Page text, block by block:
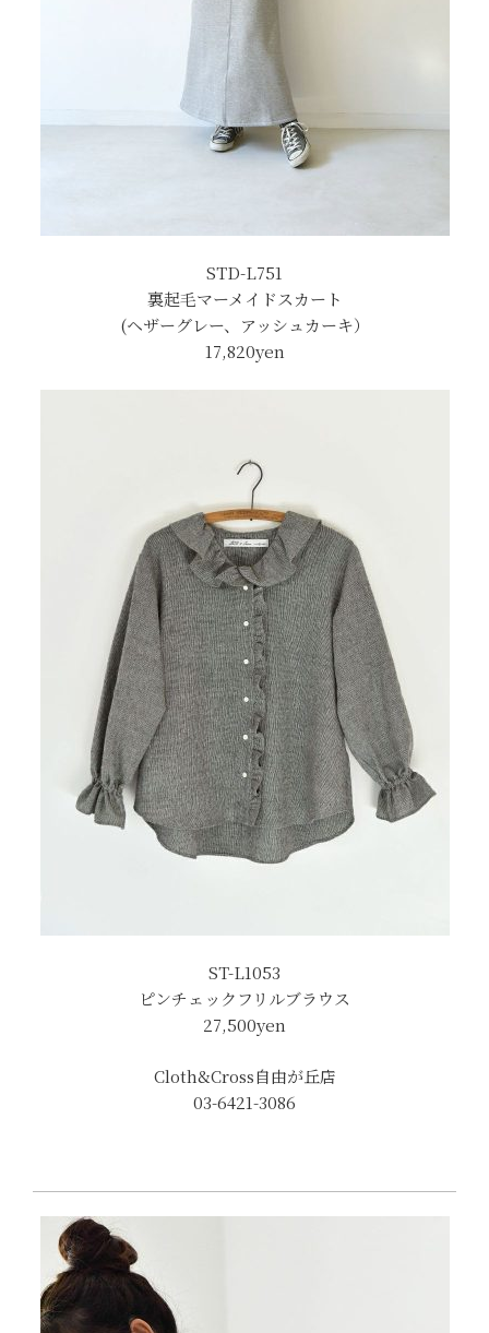
STD-L751
裏起毛マーメイドスカート
(ヘザーグレー、アッシュカーキ）
17,820yen
ST-L1053
ピンチェックフリルブラウス
27,500yen
Cloth&Cross自由が丘店
03-6421-3086